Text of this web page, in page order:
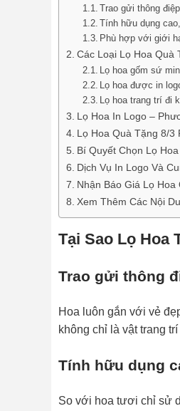
Trao gửi thông
Tính hữu dụng
Phù hợp với giới
Các Loại Lọ Hoa Quà
Lọ hoa gốm sứ
Lọ hoa được in
Lọ hoa trang trí đi
Lọ Hoa In Logo –
Lọ Hoa Quà Tặng 8/
Bí Quyết Chọn Lọ
Dịch Vụ In Logo Và
Nhận Báo Giá Lọ
Xem Thêm Các Nội
Tại Sao Lọ Hoa
Trao gửi thông
Hoa luôn gắn với vẻ
không chỉ là vật trang
Tính hữu dụng
So với hoa tươi chỉ sử